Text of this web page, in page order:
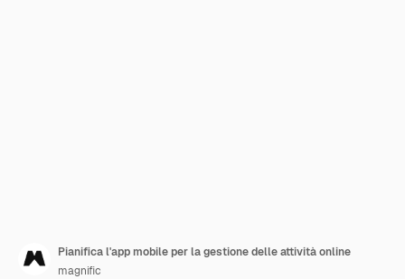
Pianifica l'app mobile per la gestione delle attività online
magnific